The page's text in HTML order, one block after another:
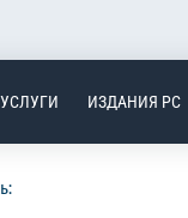
УСЛУГИ ИЗДАНИЯ РС